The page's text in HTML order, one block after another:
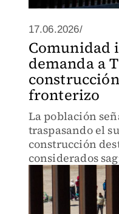
17.06.2026/
Comunidad
demanda a
fronterizo
La población
traspasando el
construcción
considerados